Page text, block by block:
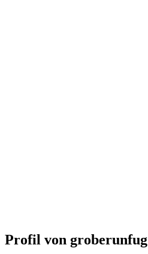
Profil von groberunfug